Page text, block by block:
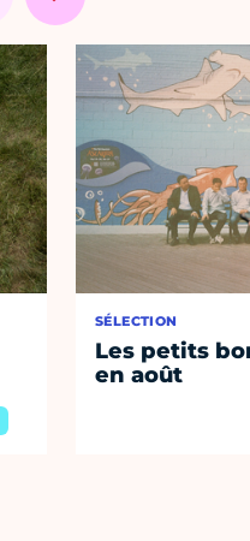
SÉLECTION
Les petits
en août